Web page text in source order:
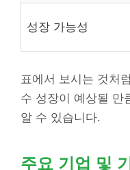
성장 가능성
표에서 보시는 것처
수 성장이 예상될 만
알 수 있습니다.
주요 기업 및